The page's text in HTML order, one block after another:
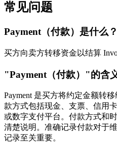
常见问题
Payment（付款）是什么？
买方向卖方转移资金以结算
"Payment（付款）"的含
Payment 是买方将约定金额转
款方式包括现金、支票、信用
或数字支付平台。付款方式和
清楚说明。准确记录付款对于
记录至关重要。